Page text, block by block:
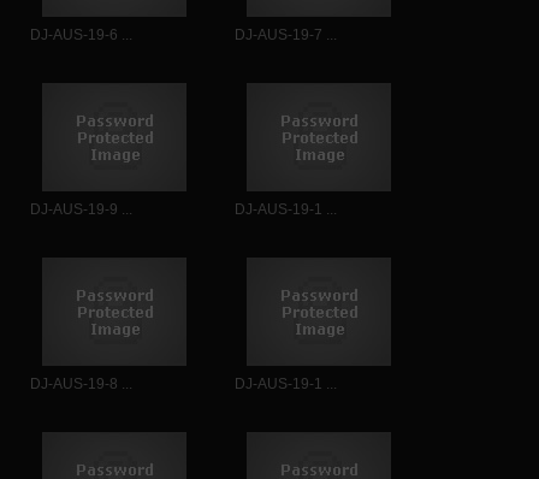
DJ-AUS-19-6 ... DJ-AUS-19-7 ...
DJ-AUS-19-9 ... DJ-AUS-19-1 ...
DJ-AUS-19-8 ... DJ-AUS-19-1 ...